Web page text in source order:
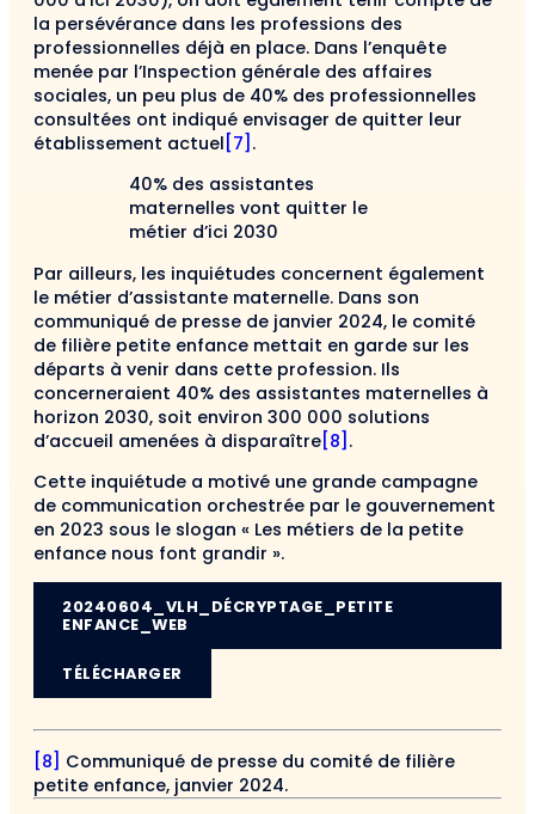
la persévérance dans les professions des
professionnelles déjà en place. Dans l’enquête
menée par l’Inspection générale des affaires
sociales, un peu plus de 40% des professionnelles
consultées ont indiqué envisager de quitter leur
établissement actuel [7] .
40% des assistantes
maternelles vont quitter le
métier d’ici 2030
Par ailleurs, les inquiétudes concernent également
le métier d’assistante maternelle. Dans son
communiqué de presse de janvier 2024, le comité
de filière petite enfance mettait en garde sur les
départs à venir dans cette profession. Ils
concerneraient 40% des assistantes maternelles à
horizon 2030, soit environ 300 000 solutions
d’accueil amenées à disparaître[8] .
Cette inquiétude a motivé une grande campagne
de communication orchestrée par le gouvernement
en 2023 sous le slogan « Les métiers de la petite
enfance nous font grandir ».
20240604_VLH_DÉCRYPTAGE_PETITE
ENFANCE_WEB
TÉLÉCHARGER
[8] Communiqué de presse du comité de filière
petite enfance, janvier 2024.